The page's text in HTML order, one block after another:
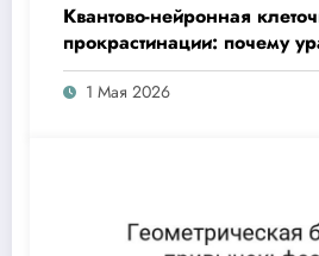
Квантово-нейронная
прокрастинации: почему
всегда диссипирует в 4-
пространстве
1 Мая 2026